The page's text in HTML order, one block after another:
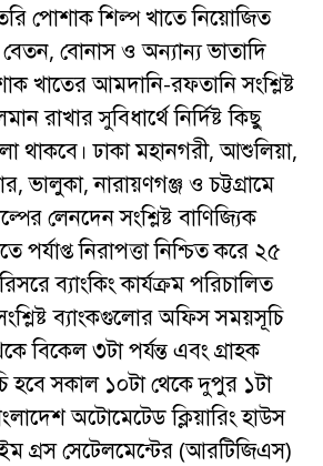
পোশাক শিল্প খাতে নিয়োজিত
বেতন, বোনাস ও অন্যান্য ভাতাদি
খাতের আমদানি-রফতানি সংশ্লিষ্ট
রাখার সুবিধার্থে নির্দিষ্ট কিছু
থাকবে। ঢাকা মহানগরী, আশুলিয়া,
ভালুকা, নারায়ণগঞ্জ ও চট্টগ্রামে
লেনদেন সংশ্লিষ্ট বাণিজ্যিক
পর্যাপ্ত নিরাপত্তা নিশ্চিত করে ২৫
ব্যাংকিং কার্যক্রম পরিচালিত
ব্যাংকগুলোর অফিস সময়সূচি
বিকেল ৩টা পর্যন্ত এবং গ্রাহক
হবে সকাল ১০টা থেকে দুপুর ১টা
অটোমেটেড ক্লিয়ারিং হাউস
গ্রস সেটেলমেন্টের (আরটিজিএস)